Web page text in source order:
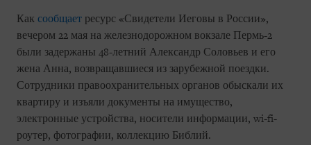
Как сообщает ресурс «Свидетели Иеговы в России»,
вечером 22 мая на железнодорожном вокзале Пермь-2
были задержаны 48-летний Александр Соловьев и его
жена Анна, возвращавшиеся из зарубежной поездки.
Сотрудники правоохранительных органов обыскали их
квартиру и изъяли документы на имущество,
электронные устройства, носители информации, wi-fi-
роутер, фотографии, коллекцию Библий.